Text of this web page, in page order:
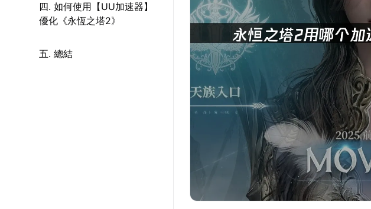
四. 如何使用【UU加速器】
優化《永恆之塔2》
五. 總結